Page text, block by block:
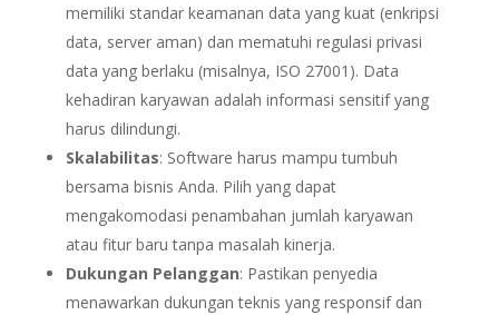
memiliki standar keamanan data yang kuat (enkripsi
data, server aman) dan mematuhi regulasi privasi
data yang berlaku (misalnya, ISO 27001). Data
kehadiran karyawan adalah informasi sensitif yang
harus dilindungi.
Skalabilitas: Software harus mampu tumbuh
bersama bisnis Anda. Pilih yang dapat
mengakomodasi penambahan jumlah karyawan
atau fitur baru tanpa masalah kinerja.
Dukungan Pelanggan: Pastikan penyedia
menawarkan dukungan teknis yang responsif dan